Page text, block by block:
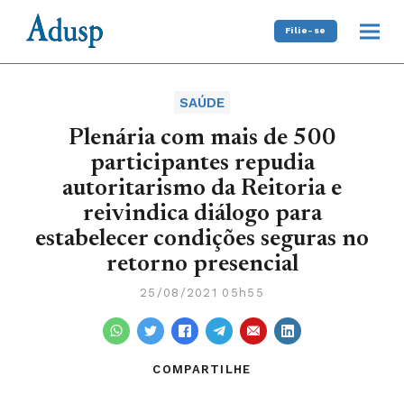
Filie-se
SAÚDE
Plenária com mais de 500
participantes repudia
autoritarismo da Reitoria e
reivindica diálogo para
estabelecer condições seguras no
retorno presencial
25/08/2021 05h55
COMPARTILHE